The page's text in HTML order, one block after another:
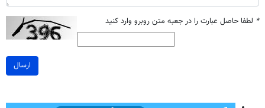
* لطفا حاصل عبارت را در جعبه متن روبرو وارد کنید
ارسال